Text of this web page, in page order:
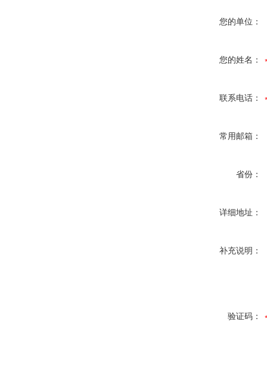
您的单位：
您的姓名：
联系电话：
常用邮箱：
省份：
详细地址：
补充说明：
验证码：